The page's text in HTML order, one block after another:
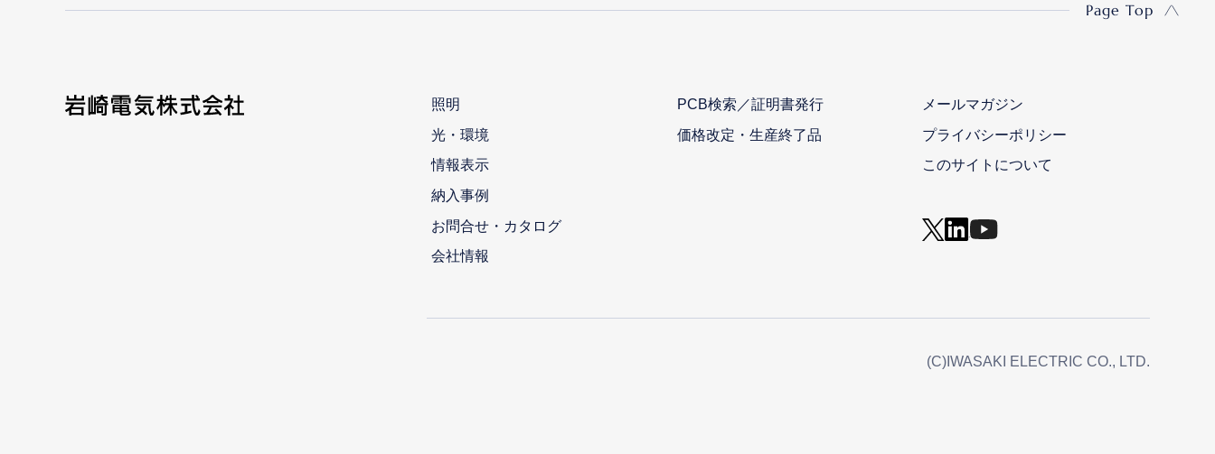
Page Top
照明
光・環境
情報表示
納入事例
お問合せ・カタログ
会社情報
PCB検索／証明書発行
価格改定・生産終了品
メールマガジン
プライバシーポリシー
このサイトについて
(C)IWASAKI ELECTRIC CO., LTD.